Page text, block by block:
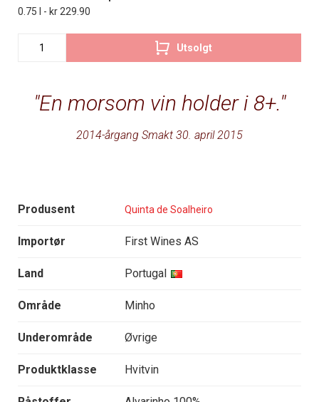
En morsom vin holder i 8+.
2014-årgang Smakt 30. april 2015
Produsent Quinta de Soalheiro
Importør First Wines AS
Land Portugal
Område Minho
Underområde Øvrige
Produktklasse Hvitvin
0.75 l - kr 229.90
Utsolgt